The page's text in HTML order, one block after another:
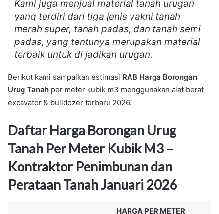
Kami juga menjual material tanah urugan
yang terdiri dari tiga jenis yakni tanah
merah super, tanah padas, dan tanah semi
padas, yang tentunya merupakan material
terbaik untuk di jadikan urugan.
Berikut kami sampaikan estimasi RAB Harga Borongan
Urug Tanah per meter kubik m3 menggunakan alat berat
excavator & bulldozer terbaru 2026.
Daftar Harga Borongan Urug
Tanah Per Meter Kubik M3 –
Kontraktor Penimbunan dan
Perataan Tanah Januari 2026
HARGA PER METER